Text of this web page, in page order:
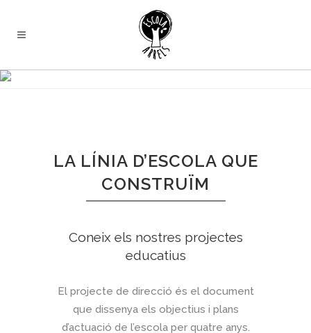
LA LÍNIA D’ESCOLA QUE
CONSTRUÏM
Coneix els nostres projectes
educatius
El projecte de direcció és el document
que dissenya els objectius i plans
d’actuació de l’escola per quatre anys.